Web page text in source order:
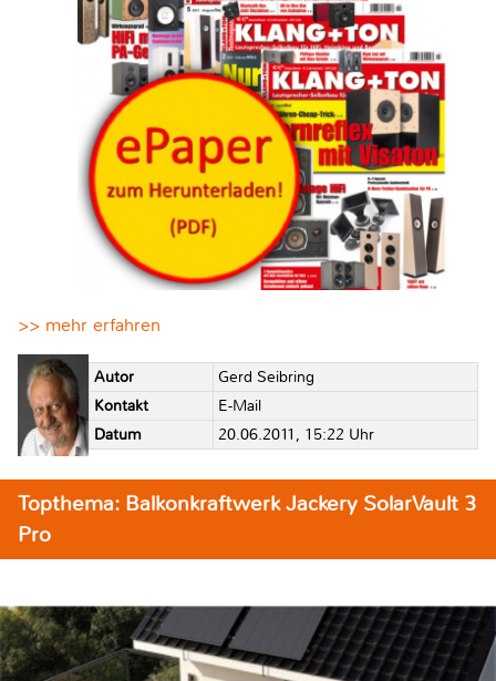
>> mehr erfahren
Autor
Gerd Seibring
Kontakt
E-Mail
Datum
20.06.2011, 15:22 Uhr
Topthema: Balkonkraftwerk Jackery SolarVault 3
Pro